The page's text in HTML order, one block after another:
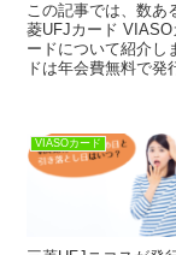
この記事では、数あ
菱UFJカード
ードについて紹介し
ドは年会費無料で発
VIASOカード